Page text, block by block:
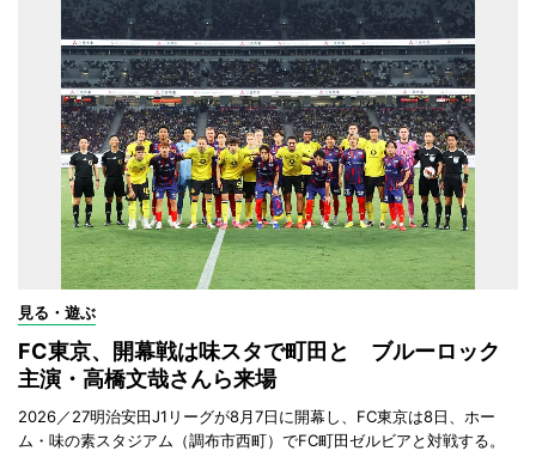
見る・遊ぶ
FC東京、開幕戦は味スタで町田と ブルーロック
主演・高橋文哉さんら来場
2026／27明治安田J1リーグが8月7日に開幕し、FC東京は8日、ホー
ム・味の素スタジアム（調布市西町）でFC町田ゼルビアと対戦する。